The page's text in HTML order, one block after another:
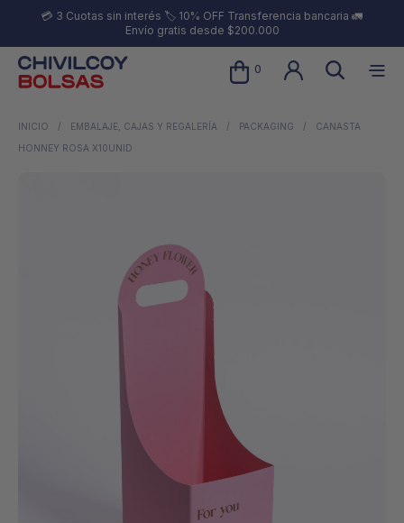
💳 3 Cuotas sin interés 🏷️ 10% OFF Transferencia bancaria 🚛
Envío gratis desde $200.000
0
INICIO / EMBALAJE, CAJAS Y REGALERÍA / PACKAGING /
CANASTA
HONNEY ROSA X10UNID